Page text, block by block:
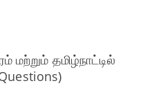
மற்றும் தமிழ்நாட்டில்